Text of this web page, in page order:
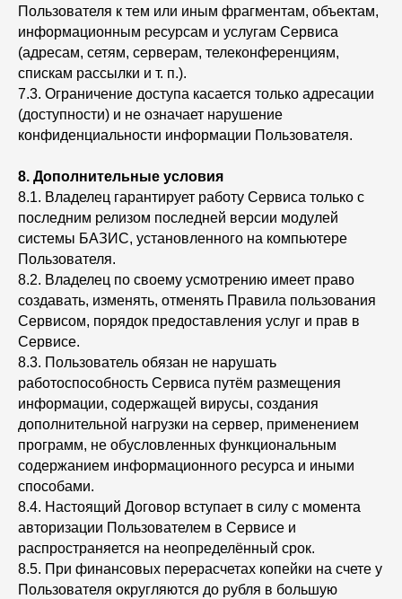
Пользователя к тем или иным фрагментам, объектам,
информационным ресурсам и услугам Сервиса
(адресам, сетям, серверам, телеконференциям,
спискам рассылки и т. п.).
7.3. Ограничение доступа касается только адресации
(доступности) и не означает нарушение
конфиденциальности информации Пользователя.
8. Дополнительные условия
8.1. Владелец гарантирует работу Сервиса только с
последним релизом последней версии модулей
системы БАЗИС, установленного на компьютере
Пользователя.
8.2. Владелец по своему усмотрению имеет право
создавать, изменять, отменять Правила пользования
Сервисом, порядок предоставления услуг и прав в
Сервисе.
8.3. Пользователь обязан не нарушать
работоспособность Сервиса путём размещения
информации, содержащей вирусы, создания
дополнительной нагрузки на сервер, применением
программ, не обусловленных функциональным
содержанием информационного ресурса и иными
способами.
8.4. Настоящий Договор вступает в силу с момента
авторизации Пользователем в Сервисе и
распространяется на неопределённый срок.
8.5. При финансовых перерасчетах копейки на счете у
Пользователя округляются до рубля в большую